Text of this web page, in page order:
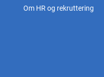
Om HR og rekruttering